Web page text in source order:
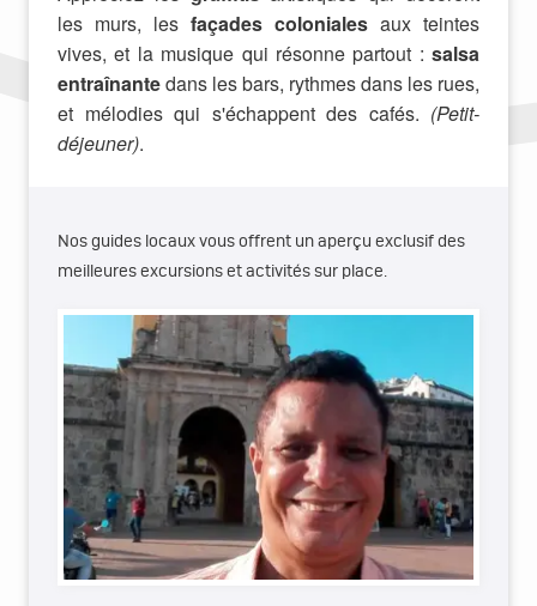
les murs, les façades coloniales aux teintes
vives, et la musique qui résonne partout : salsa
entraînantedans les bars, rythmes dans les rues,
et mélodies qui s'échappent des cafés. (Petit-
déjeuner).
Nos guides locaux vous offrent un aperçu exclusif des
meilleures excursions et activités sur place.